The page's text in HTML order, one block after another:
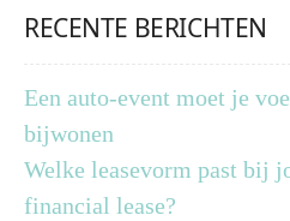
RECENTE BERICHTEN
Een auto-event moet je
bijwonen
Welke leasevorm past bij
financial lease?